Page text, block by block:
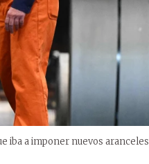
iba a imponer nuevos aranceles